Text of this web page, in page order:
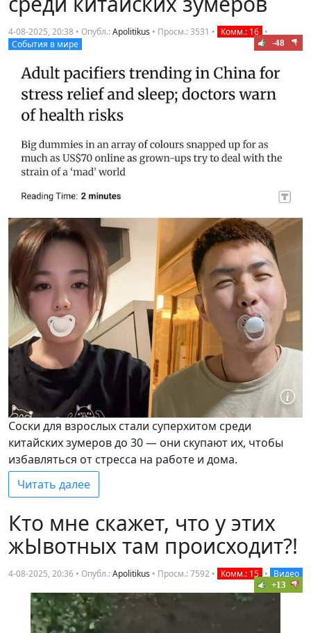
4-08-2025, 20:38 • Опубл.:Apolitikus • Просм.: 3531 • Комм.: 16 •
События в мире
-48
Соски для взрослых стали суперхитом среди
китайских зумеров до 30 — они скупают их, чтобы
избавляться от стресса на работе и дома.
Читать далее
Кто мне скажет, что у этих
жЫвотных там происходит?!
4-08-2025, 20:36 • Опубл.:Apolitikus • Просм.: 7592 • Комм.: 15 • Видео
+13